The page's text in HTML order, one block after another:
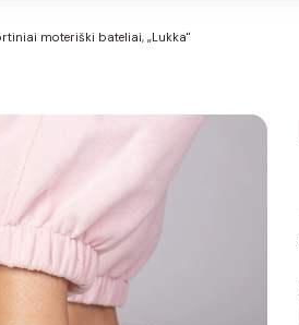
moteriški bateliai, „Lukka"